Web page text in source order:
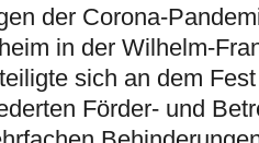
der Corona-
in der Wilhelm-
sich an dem
Förder- und